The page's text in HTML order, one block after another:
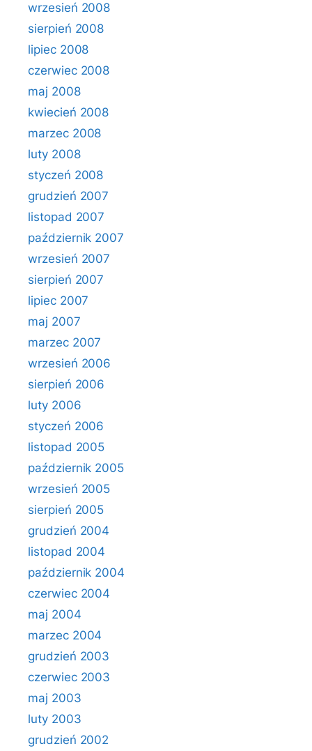
wrzesień 2008
sierpień 2008
lipiec 2008
czerwiec 2008
maj 2008
kwiecień 2008
marzec 2008
luty 2008
styczeń 2008
grudzień 2007
listopad 2007
październik 2007
wrzesień 2007
sierpień 2007
lipiec 2007
maj 2007
marzec 2007
wrzesień 2006
sierpień 2006
luty 2006
styczeń 2006
listopad 2005
październik 2005
wrzesień 2005
sierpień 2005
grudzień 2004
listopad 2004
październik 2004
czerwiec 2004
maj 2004
marzec 2004
grudzień 2003
czerwiec 2003
maj 2003
luty 2003
grudzień 2002